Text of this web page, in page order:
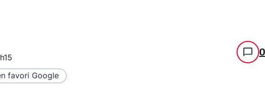
0
favori Google